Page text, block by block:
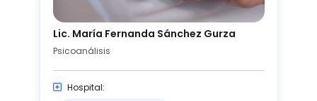
Lic. María Fernanda Sánchez Gurza
Psicoanálisis
Hospital: